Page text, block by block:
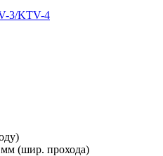
3/KTV-4
(шир. прохода)